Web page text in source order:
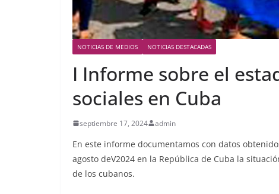
NOTICIAS DE MEDIOS NOTICIAS DESTACADAS
I Informe sobre el
sociales en Cuba
septiembre 17, 2024 admin
En este informe documentamos con datos
agosto deV2024 en la República de Cuba la
de los cubanos.